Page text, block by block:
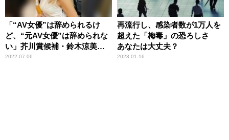
「“AV女優”は辞められるけ
ど、“元AV女優”は辞められな
い」芥川賞候補・鈴木涼美が
経験から考える「AV新法」
2022.07.06
再流行し、感染者数が1万人を
超えた「梅毒」の恐ろしさ
あなたは大丈夫？
2023.01.16